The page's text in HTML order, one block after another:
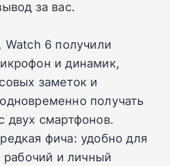
за вас.
6 получили
и динамик,
заметок и
получать
двух смартфонов.
фича: удобно для
рабочий и личный